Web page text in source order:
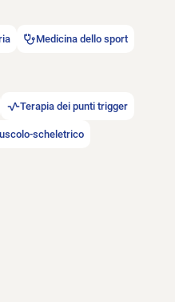
Medicina dello sport
Terapia dei punti trigger
scheletrico